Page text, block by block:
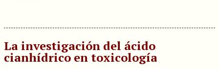
La investigación del ácido
cianhídrico en toxicología